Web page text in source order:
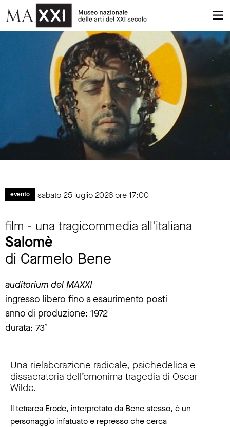
evento sabato 25 luglio 2026 ore 17:00
film - una tragicommedia all'italiana
Salomè
di Carmelo Bene
auditorium del MAXXI
ingresso libero fino a esaurimento posti
anno di produzione: 1972
durata: 73’
Una rielaborazione radicale, psichedelica e
dissacratoria dell’omonima tragedia di Oscar
Wilde.
Il tetrarca Erode, interpretato da Bene stesso, è un
personaggio infatuato e represso che cerca